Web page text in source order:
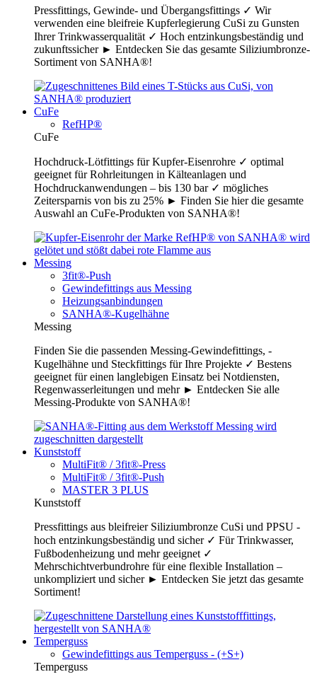
Pressfittings, Gewinde- und Übergangsfittings ✓ Wir
verwenden eine bleifreie Kupferlegierung CuSi zu Gunsten
Ihrer Trinkwasserqualität ✓ Hoch entzinkungsbeständig und
zukunftssicher ► Entdecken Sie das gesamte Siliziumbronze-
Sortiment von SANHA®!
CuFe
RefHP®
CuFe
Hochdruck-Lötfittings für Kupfer-Eisenrohre ✓ optimal
geeignet für Rohrleitungen in Kälteanlagen und
Hochdruckanwendungen – bis 130 bar ✓ mögliches
Zeitersparnis von bis zu 25% ► Finden Sie hier die gesamte
Auswahl an CuFe-Produkten von SANHA®!
Messing
3fit®-Push
Gewindefittings aus Messing
Heizungsanbindungen
SANHA®-Kugelhähne
Messing
Finden Sie die passenden Messing-Gewindefittings, -
Kugelhähne und Steckfittings für Ihre Projekte ✓ Bestens
geeignet für einen langlebigen Einsatz bei Notdiensten,
Regenwasserleitungen und mehr ► Entdecken Sie alle
Messing-Produkte von SANHA®!
Kunststoff
MultiFit® / 3fit®-Press
MultiFit® / 3fit®-Push
MASTER 3 PLUS
Kunststoff
Pressfittings aus bleifreier Siliziumbronze CuSi und PPSU -
hoch entzinkungsbeständig und sicher ✓ Für Trinkwasser,
Fußbodenheizung und mehr geeignet ✓
Mehrschichtverbundrohre für eine flexible Installation –
unkompliziert und sicher ► Entdecken Sie jetzt das gesamte
Sortiment!
Temperguss
Gewindefittings aus Temperguss - (+S+)
Temperguss